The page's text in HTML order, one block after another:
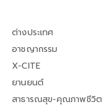
ต่างประเทศ
อาชญากรรม
X-CITE
ยานยนต์
สาธารณสุข-คุณภาพชีวิต